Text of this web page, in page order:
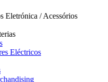
Eletrónica / Acessórios
Eléctricos